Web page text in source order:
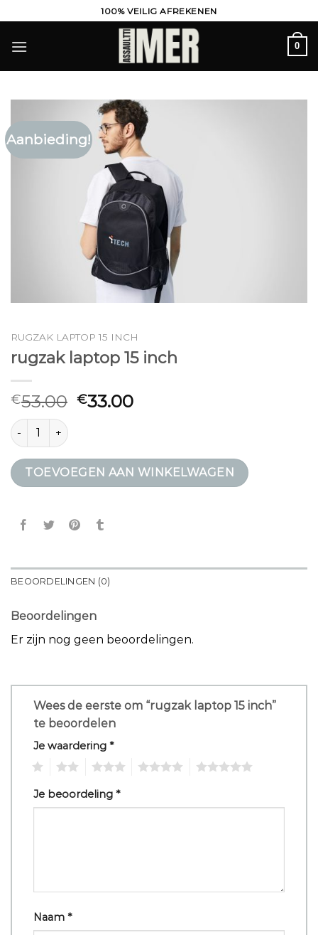
naar
inhoud
100% VEILIG AFREKENEN
0
Aanbieding!
RUGZAK LAPTOP 15 INCH
rugzak laptop 15 inch
€53.00 €33.00
rugzak laptop 15 inch aantal
TOEVOEGEN AAN WINKELWAGEN
BEOORDELINGEN (0)
Beoordelingen
Er zijn nog geen beoordelingen.
Wees de eerste om “rugzak laptop 15 inch”
te beoordelen
Je waardering *
Je beoordeling *
Naam *